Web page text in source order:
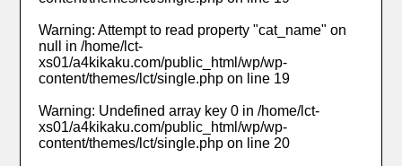
Warning: Attempt to read property "cat_name" on
null in/home/lct-
xs01/a4kikaku.com/public_html/wp/wp-
content/themes/lct/single.php on line 19
Warning: Undefined array key 0 in/home/lct-
xs01/a4kikaku.com/public_html/wp/wp-
content/themes/lct/single.php on line 20